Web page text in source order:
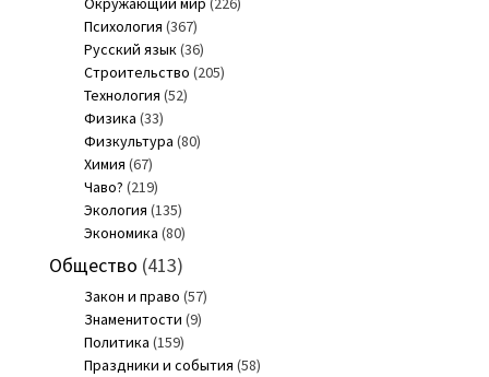
Психология (367)
Русский язык(36)
Строительство (205)
Технология (52)
Физика (33)
Физкультура (80)
Химия (67)
Чаво? (219)
Экология (135)
Экономика (80)
Общество (413)
Закон и право (57)
Знаменитости (9)
Политика (159)
Праздники и события (58)